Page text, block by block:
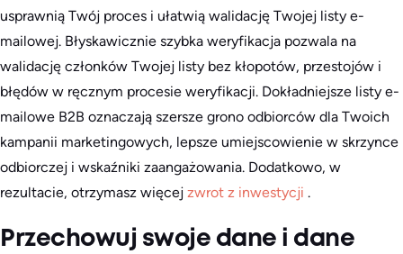
usprawnią Twój proces i ułatwią walidację Twojej listy e-
mailowej. Błyskawicznie szybka weryfikacja pozwala na
walidację członków Twojej listy bez kłopotów, przestojów i
błędów w ręcznym procesie weryfikacji. Dokładniejsze listy e-
mailowe B2B oznaczają szersze grono odbiorców dla Twoich
kampanii marketingowych, lepsze umiejscowienie w skrzynce
odbiorczej i wskaźniki zaangażowania. Dodatkowo, w
rezultacie, otrzymasz więcej zwrot z inwestycji .
Przechowuj swoje dane i dane